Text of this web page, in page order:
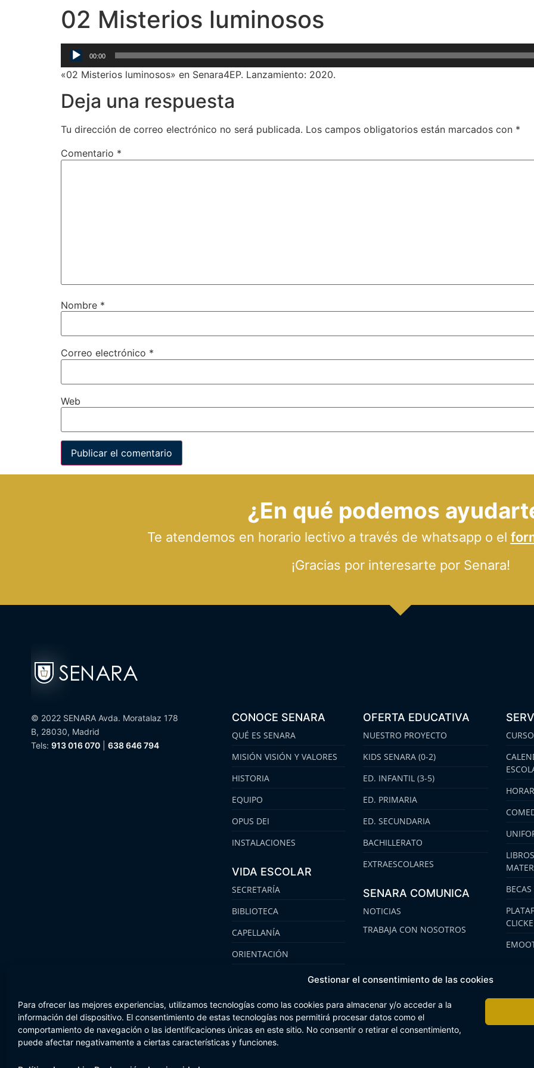
Gestionar el consentimiento de las cookies
Para ofrecer las mejores experiencias, utilizamos tecnologías como las cookies para almacenar y/o acceder a la
información del dispositivo. El consentimiento de estas tecnologías nos permitirá procesar datos como el
comportamiento de navegación o las identificaciones únicas en este sitio. No consentir o retirar el consentimiento,
puede afectar negativamente a ciertas características y funciones.
02 Misterios luminosos
Reproductor
de
audio
00:00
«02 Misterios luminosos» en Senara4EP. Lanzamiento: 2020.
Deja una respuesta
Tu dirección de correo electrónico no será publicada. Los campos obligatorios están marcados con *
Comentario *
Nombre *
Correo electrónico *
Web
¿En qué podemos
Te atendemos en horario lectivo a través de whatsapp o el
¡Gracias por interesarte por Senara!
© 2022 SENARA Avda. Moratalaz 178
B, 28030, Madrid
Tels: 913 016 070 638 646 794
CONOCE SENARA
QUÉ ES SENARA
MISIÓN VISIÓN Y VALORES
HISTORIA
EQUIPO
OPUS DEI
INSTALACIONES
VIDA ESCOLAR
SECRETARÍA
BIBLIOTECA
CAPELLANÍA
ORIENTACIÓN
OFERTA EDUCATIVA
NUESTRO PROYECTO
KIDS SENARA (0-2)
ED. INFANTIL (3-5)
ED. PRIMARIA
ED. SECUNDARIA
BACHILLERATO
EXTRAESCOLARES
SENARA COMUNICA
NOTICIAS
TRABAJA CON NOSOTROS
Aviso Legal Política de cookies Canal de Información Interna Buzón Plan Regional